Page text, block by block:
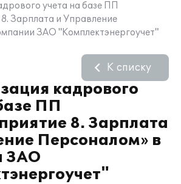
учета на базе ПП
Зарплата и Управление
ЗАО "Комплектэнергоучет"
кадрового
ПП
8. Зарплата
Персоналом» в
ЗАО
К списку